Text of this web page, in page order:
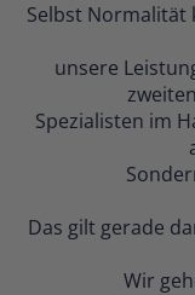
Selbst Normalität
unsere
Spezialisten im
Das gilt gerade
Wir